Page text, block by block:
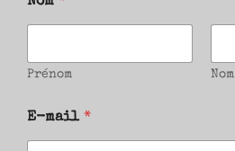
Prénom Nom
E-mail *